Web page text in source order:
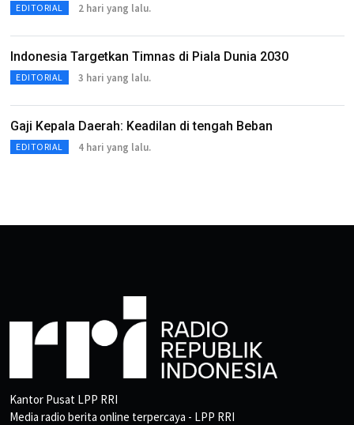
EDITORIAL 2 hari yang lalu.
Indonesia Targetkan Timnas di Piala Dunia 2030
EDITORIAL 3 hari yang lalu.
Gaji Kepala Daerah: Keadilan di tengah Beban
EDITORIAL 4 hari yang lalu.
Kantor Pusat LPP RRI
Media radio berita online terpercaya - LPP RRI